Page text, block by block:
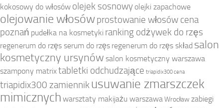
kokosowy do włosów olejek sosnowy olejki zapachowe
olejowanie włosówprostowanie włosów cena
poznań pudełka na kosmetyki ranking odżywek do rzęs
regenerum do rzęs serum do rzęs regenerum do rzęs skład salon
kosmetyczny ursynów salon kosmetyczny warszawa
szampony matrixtabletki odchudzające triapidix300 cena
triapidix300 zamiennikusuwanie zmarszczek
mimicznych warsztaty makijażu warszawaWrocław zabiegi